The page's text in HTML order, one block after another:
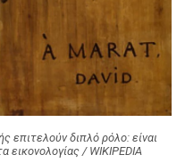
επιτελούν διπλό ρόλο: είναι
εικονολογίας / WIKIPEDIA